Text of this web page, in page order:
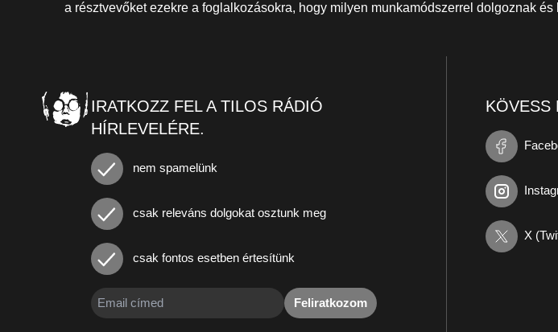
a résztvevőket ezekre a foglalkozásokra, hogy milyen munkamódszerrel dolgoznak
IRATKOZZ FEL A TILOS RÁDIÓ
HÍRLEVELÉRE.
nem spamelünk
csak releváns dolgokat osztunk meg
csak fontos esetben értesítünk
Feliratkozom
KÖVESS
X